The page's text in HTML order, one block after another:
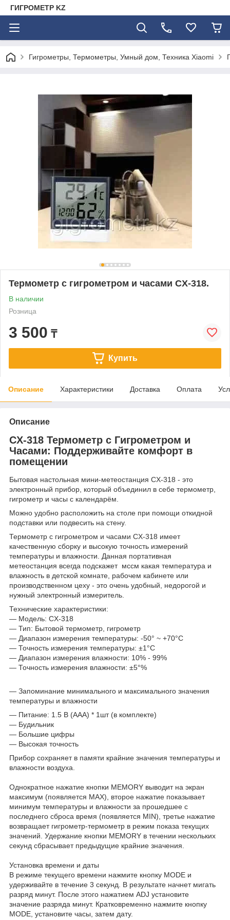
ГИГРОМЕТР KZ
Гигрометры, Термометры, Умный дом, Техника Xiaomi
Термометр с гигрометром и часами CX-318.
В наличии
Розница
3 500 ₸
Купить
Описание Характеристики Доставка Оплата
Описание
CX-318 Термометр с Гигрометром и
Часами: Поддерживайте комфорт в
помещении
Бытовая настольная мини-метеостанция CX-318 - это
электронный прибор, который объединил в себе термометр,
гигрометр и часы с календарём.
Можно удобно расположить на столе при помощи откидной
подставки или подвесить на стену.
Термометр с гигрометром и часами CX-318 имеет
качественную сборку и высокую точность измерений
температуры и влажности. Данная портативная
метеостанция всегда подскажет мссм какая температура и
влажность в детской комнате, рабочем кабинете или
производственном цеху - это очень удобный, недорогой и
нужный электронный измеритель.
Технические характеристики:
— Модель: CX-318
— Тип: Бытовой термометр, гигрометр
— Диапазон измерения температуры: -50° ~ +70°C
— Точность измерения температуры: ±1°C
— Диапазон измерения влажности: 10% - 99%
— Точность измерения влажности: ±5°%
— Запоминание минимального и максимального значения
температуры и влажности
— Питание: 1.5 В (AAA) * 1шт (в комплекте)
— Будильник
— Большие цифры
— Высокая точность
Прибор сохраняет в памяти крайние значения температуры и
влажности воздуха.
Однократное нажатие кнопки MEMORY выводит на экран
максимум (появляется MAX), второе нажатие показывает
минимум температуры и влажности за прошедшее с
последнего сброса время (появляется MIN), третье нажатие
возвращает гигрометр-термометр в режим показа текущих
значений. Удержание кнопки MEMORY в течении нескольких
секунд сбрасывает предыдущие крайние значения.
Установка времени и даты
В режиме текущего времени нажмите кнопку MODE и
удерживайте в течение 3 секунд. В результате начнет мигать
разряд минут. После этого нажатием ADJ установите
значение разряда минут. Кратковременно нажмите кнопку
MODE, установите часы, затем дату.